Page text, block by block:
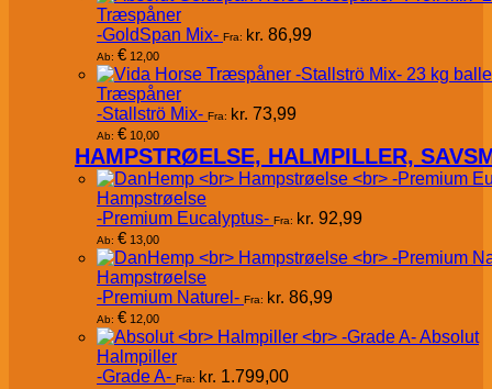
Træspåner
-GoldSpan Mix- Fra: kr. 86,99
Ab: € 12,00
Træspåner
-Stallströ Mix- Fra: kr. 73,99
Ab: € 10,00
HAMPSTRØELSE, HALMPILLER,
Hampstrøelse
-Premium Eucalyptus- Fra: kr. 92,99
Ab: € 13,00
Hampstrøelse
-Premium Naturel- Fra: kr. 86,99
Ab: € 12,00
Absolut
Halmpiller
-Grade A- Fra: kr. 1.799,00